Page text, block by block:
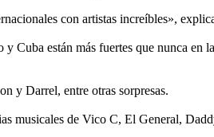
con artistas increíbles»,
Cuba están más fuertes que nunca en
y Darrel, entre otras sorpresas.
musicales de Vico C, El General,